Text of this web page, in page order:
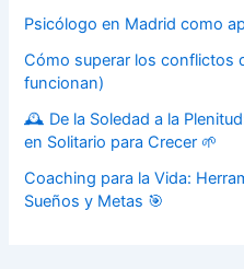
Psicólogo en Madrid como
Cómo superar los conflictos
funcionan)
🕰️ De la Soledad a la
en Solitario para Crecer 🌱
Coaching para la Vida:
Sueños y Metas 🎯